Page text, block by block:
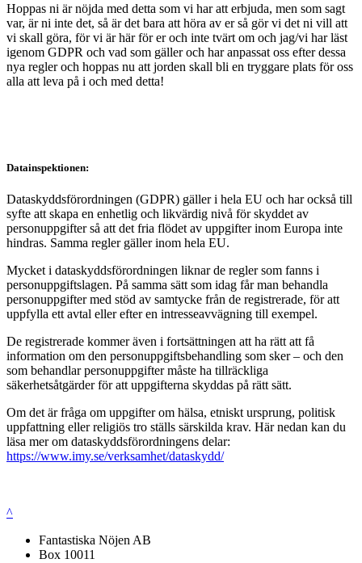
Hoppas ni är nöjda med detta som vi har att erbjuda, men som sagt
var, är ni inte det, så är det bara att höra av er så gör vi det ni vill att
vi skall göra, för vi är här för er och inte tvärt om och jag/vi har läst
igenom GDPR och vad som gäller och har anpassat oss efter dessa
nya regler och hoppas nu att jorden skall bli en tryggare plats för oss
alla att leva på i och med detta!
Datainspektionen:
Dataskyddsförordningen (GDPR) gäller i hela EU och har också till
syfte att skapa en enhetlig och likvärdig nivå för skyddet av
personuppgifter så att det fria flödet av uppgifter inom Europa inte
hindras. Samma regler gäller inom hela EU.
Mycket i dataskyddsförordningen liknar de regler som fanns i
personuppgiftslagen. På samma sätt som idag får man behandla
personuppgifter med stöd av samtycke från de registrerade, för att
uppfylla ett avtal eller efter en intresseavvägning till exempel.
De registrerade kommer även i fortsättningen att ha rätt att få
information om den personuppgiftsbehandling som sker – och den
som behandlar personuppgifter måste ha tillräckliga
säkerhetsåtgärder för att uppgifterna skyddas på rätt sätt.
Om det är fråga om uppgifter om hälsa, etniskt ursprung, politisk
uppfattning eller religiös tro ställs särskilda krav. Här nedan kan du
läsa mer om dataskyddsförordningens delar:
https://www.imy.se/verksamhet/dataskydd/
^
Fantastiska Nöjen AB
Box 10011